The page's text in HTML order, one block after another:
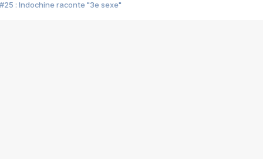
#25 : Indochine raconte "3e sexe"